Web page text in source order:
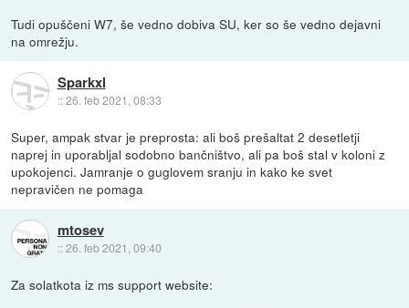
Tudi opuščeni W7, še vedno dobiva SU, ker so še vedno dejavni
na omrežju.
Sparkxl
::26. feb 2021, 08:33
Super, ampak stvar je preprosta: ali boš prešaltat 2 desetletji
naprej in uporabljal sodobno bančništvo, ali pa boš stal v koloni z
upokojenci. Jamranje o guglovem sranju in kako ke svet
nepravičen ne pomaga
mtosev
::26. feb 2021, 09:40
Za solatkota iz ms support website: